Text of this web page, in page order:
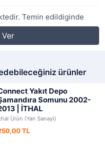
Temin edildiginde
ürünler
Yakıt Depo
Somunu 2002-
| İTHAL
Ürün (Yan Sanayi)
TL